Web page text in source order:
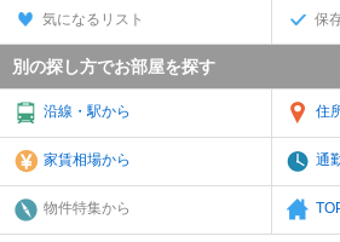
気になるリスト 保
別の探し方でお部屋を探す
沿線・駅から 住
家賃相場から 通
物件特集から